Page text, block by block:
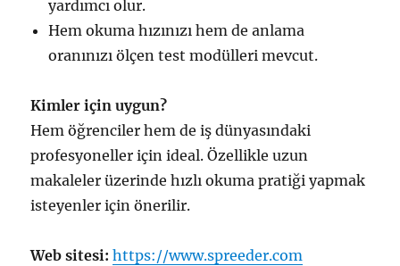
yardımcı olur.
Hem okuma hızınızı hem de anlama
oranınızı ölçen test modülleri mevcut.
Kimler için uygun?
Hem öğrenciler hem de iş dünyasındaki
profesyoneller için ideal. Özellikle uzun
makaleler üzerinde hızlı okuma pratiği yapmak
isteyenler için önerilir.
Web sitesi: https://www.spreeder.com